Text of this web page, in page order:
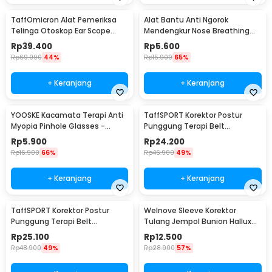
TaffOmicron Alat Pemeriksa
Telinga Otoskop Ear Scope
with LED Light - KT-GF08HA
Rp39.400
Rp69.900 44%
+ Keranjang
Alat Bantu Anti Ngorok
Mendengkur Nose Breathing
Stop Snoring 4 PCS
Rp5.600
Rp15.900 65%
+ Keranjang
YOOSKE Kacamata Terapi Anti
Myopia Pinhole Glasses -
D11301
Rp5.900
Rp16.900 66%
+ Keranjang
TaffSPORT Korektor Postur
Punggung Terapi Belt
Magnetic L - T025
Rp24.200
Rp46.900 49%
+ Keranjang
TaffSPORT Korektor Postur
Punggung Terapi Belt
Magnetic XL - T025
Rp25.100
Rp48.900 49%
Welnove Sleeve Korektor
Tulang Jempol Bunion Hallux
Orthotics - CSQ1408
Rp12.500
Rp28.900 57%